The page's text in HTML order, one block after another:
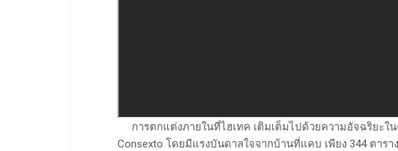
การตกแต่งภายในที่ไฮเทค เติมเต็มไปด้วยความอัจฉริยะ
Consexto โดยมีแรงบันดาลใจจากบ้านที่แคบ เพียง 344 ตาร